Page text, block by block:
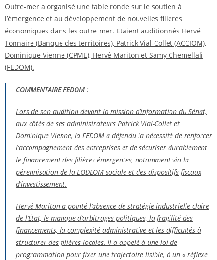
Outre-mer a organisé une table ronde sur le soutien à
l’émergence et au développement de nouvelles filières
économiques dans les outre-mer. Etaient auditionnés Hervé
Tonnaire (Banque des territoires), Patrick Vial-Collet (ACCIOM),
Dominique Vienne (CPME), Hervé Mariton et Samy Chemellali
(FEDOM).
COMMENTAIRE FEDOM :
Lors de son audition devant la mission d’information du Sénat,
aux côtés de ses administrateurs Patrick Vial-Collet et
Dominique Vienne, la FEDOM a défendu la nécessité de renforcer
l’accompagnement des entreprises et de sécuriser durablement
le financement des filières émergentes, notamment via la
pérennisation de la LODEOM sociale et des dispositifs fiscaux
d’investissement.
Hervé Mariton a pointé l’absence de stratégie industrielle claire
de l’État, le manque d’arbitrages politiques, la fragilité des
financements, la complexité administrative et les difficultés à
structurer des filières locales. Il a appelé à une loi de
programmation pour fixer une trajectoire lisible, à un « réflexe